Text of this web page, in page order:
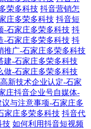
荣多科技 抖音营销怎
庄多荣多科技 抖音短
-石家庄多荣多科技 抖
-石家庄多荣多科技 抖
推广-石家庄多荣多科技
建-石家庄多荣多科技
做-石家庄多荣多科技
新技术企业认定-石家
庄抖音企业号自媒体-
与注意事项-石家庄多
家庄多荣多科技 抖音代
技 如何利用抖音短视频